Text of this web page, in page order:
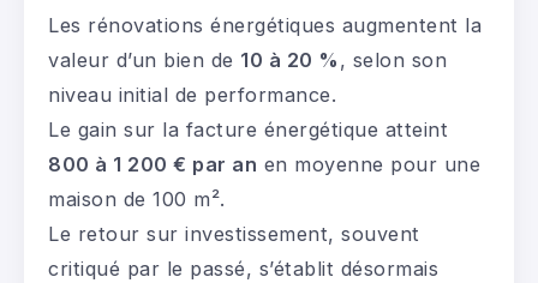
Les rénovations énergétiques augmentent la
valeur d’un bien de 10 à 20 % , selon son
niveau initial de performance.
Le gain sur la facture énergétique atteint
800 à 1 200 € par an en moyenne pour une
maison de 100 m².
Le retour sur investissement, souvent
critiqué par le passé, s’établit désormais